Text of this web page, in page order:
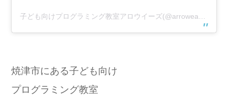
焼津市にある子ども向け
プログラミング教室